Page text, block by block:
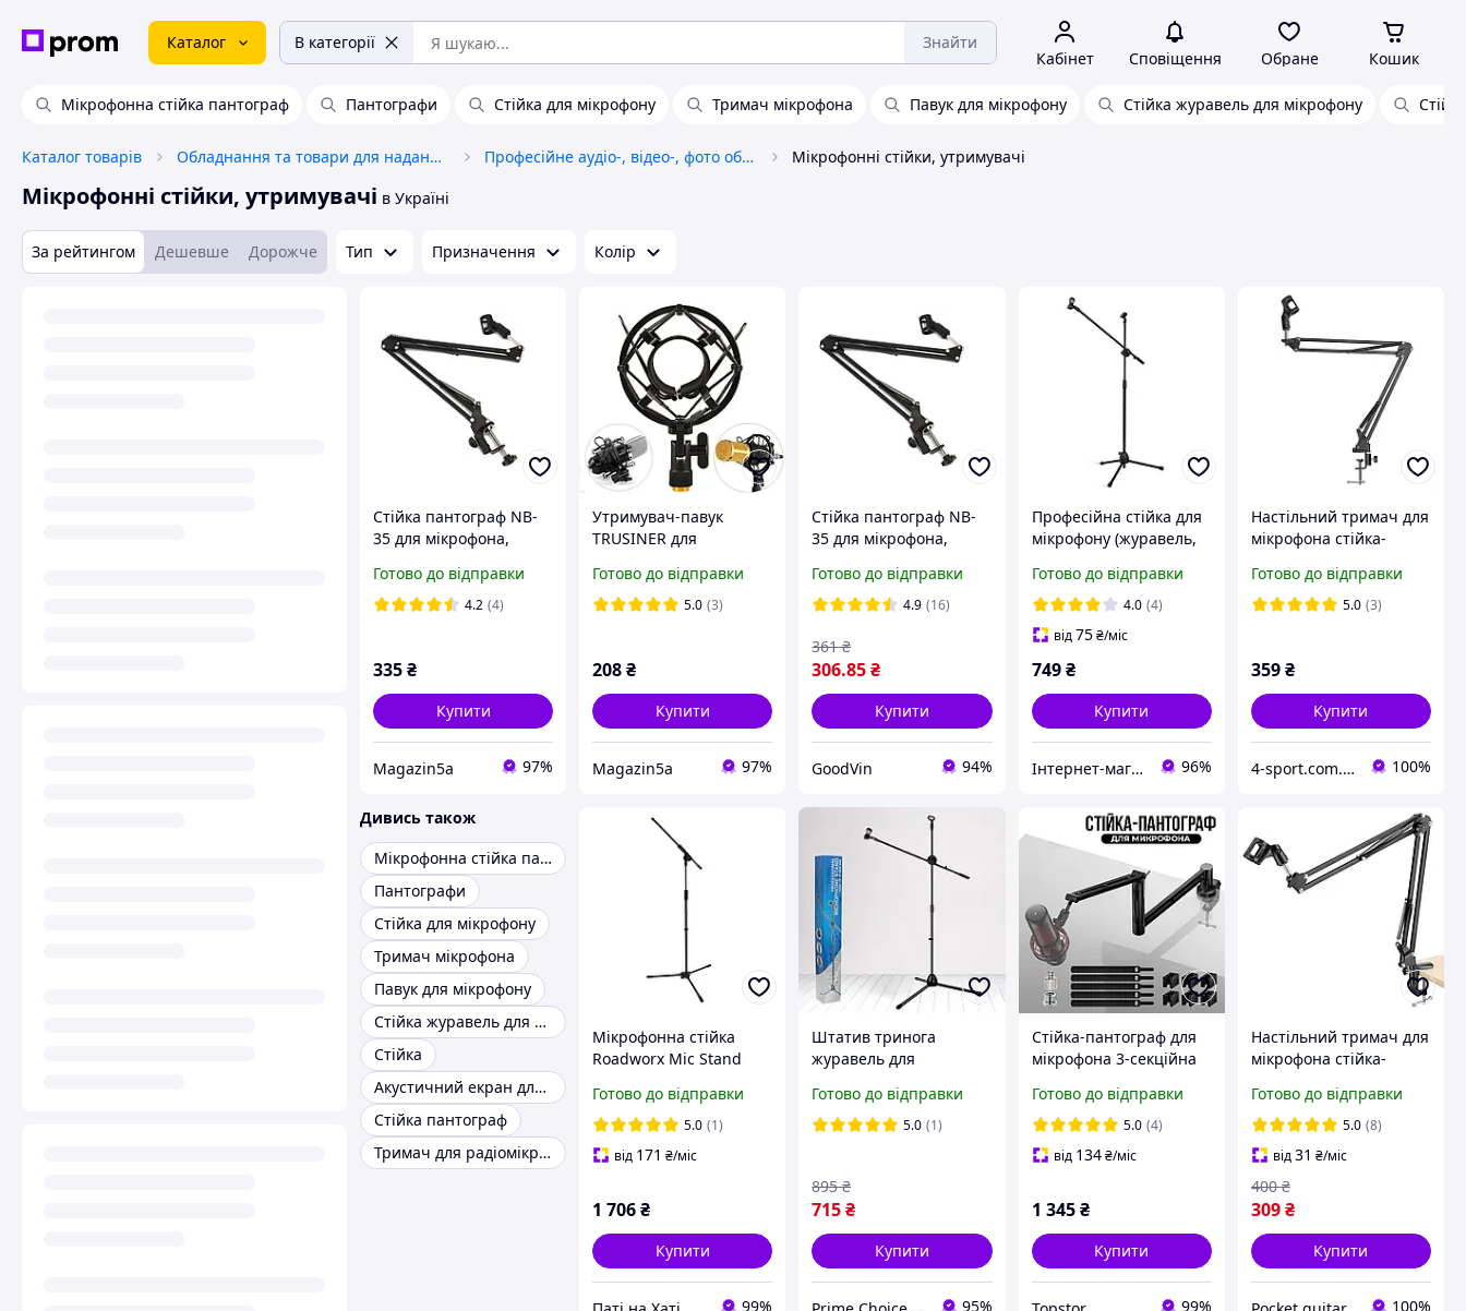
Каталог В категорії Знайти
Кабінет Сповіщення Обране Кошик
Мікрофонна стійка пантограф Пантографи Стійка для мікрофону Тримач мікрофона Павук для мікрофону Стійка журавель для мікрофону Стійка
Каталог товарів Обладнання та товари для надання послуг Професійне аудіо-, відео-, фото обладнання Мікрофонні стійки, утримувачі
Мікрофонні стійки, утримувачі в Україні
За рейтингом Дешевше Дорожче Тип Призначення Колір
Стійка пантограф NB-
35 для мікрофона,
Готово до відправки
4.2 (4)
335₴
Купити
Magazin5a 97%
Утримувач-павук
TRUSINER для
антивібраційною
системою
Готово до відправки
5.0 (3)
208₴
Купити
Magazin5a 97%
Стійка пантограф NB-
35 для мікрофона,
Готово до відправки
4.9 (16)
306.85₴
361 ₴
Купити
GoodVin 94%
Професійна стійка для
мікрофону (журавель,
Готово до відправки
4.0 (4)
від75 ₴/міс
749 ₴
Купити
Інтернет-магазин "Fotosvet" 96%
Настільний тримач для
мікрофона стійка-
Sound (hbs-1)
Готово до відправки
5.0 (3)
359₴
Купити
4-sport.com.ua 100%
Дивись також
Мікрофонна стійка пантограф
Пантографи
Стійка для мікрофону
Тримач мікрофона
Павук для мікрофону
Стійка журавель для мікрофону
Стійка
Акустичний екран для мікрофону
Стійка пантограф
Тримач для радіомікрофона
Мікрофонна стійка
Roadworx Mic Stand
Готово до відправки
5.0 (1)
від 171 ₴/міс
1 706₴
Купити
99%
Штатив тринога
журавель для
Microphone Stand
підлогова мікрофонна
Готово до відправки
5.0 (1)
715₴
895 ₴
Купити
95%
Стійка-пантограф для
мікрофона 3-секційна
Fifine / Samson Black
Готово до відправки
5.0 (4)
від 134 ₴/міс
1 345 ₴
Купити
99%
Настільний тримач для
мікрофона стійка-
для мікрофону в
комплекті
Готово до відправки
5.0 (8)
від31 ₴/міс
309₴
400 ₴
Купити
100%